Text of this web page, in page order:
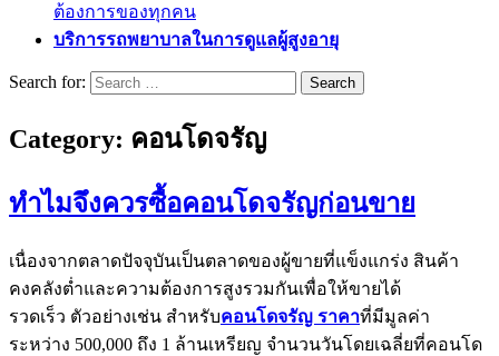
ต้องการของทุกคน
บริการรถพยาบาลในการดูแลผู้สูงอายุ
Search for:
Category: คอนโดจรัญ
ทำไมจึงควรซื้อคอนโดจรัญก่อนขาย
เนื่องจากตลาดปัจจุบันเป็นตลาดของผู้ขายที่แข็งแกร่ง สินค้า
คงคลังต่ำและความต้องการสูงรวมกันเพื่อให้ขายได้
รวดเร็ว ตัวอย่างเช่น สำหรับคอนโดจรัญ ราคาที่มีมูลค่า
ระหว่าง 500,000 ถึง 1 ล้านเหรียญ จำนวนวันโดยเฉลี่ยที่คอนโด